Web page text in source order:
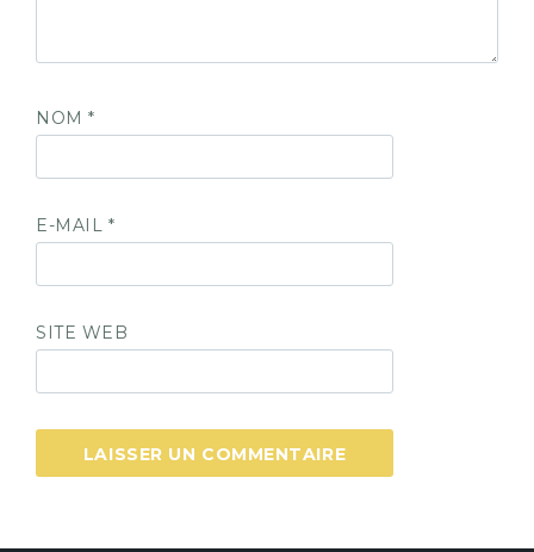
NOM*
E-MAIL *
SITE WEB